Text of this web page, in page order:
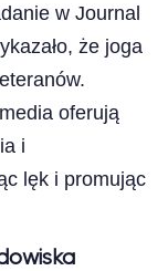
w Journal
że joga
oferują
i
lęk i promując